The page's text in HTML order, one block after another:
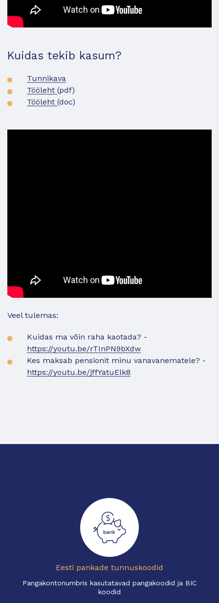
Kuidas tekib kasum?
Tunnikava
Tööleht (pdf)
Tööleht (doc)
Veel tulemas:
Kuidas ma võin raha kaotada? -
https://youtu.be/rTInPN9bXdw
Kes maksab pensionit minu vanavanematele? -
https://youtu.be/jffYatuElk8
Eesti pankade tunnuskoodid
Pangakontonumbris kasutatavad pangakoodid ja BIC
koodid